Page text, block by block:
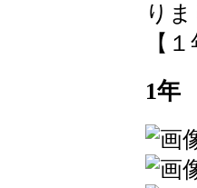
りま
【
1年